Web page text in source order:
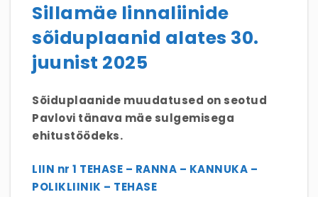
Sillamäe linnaliinide
sõiduplaanid alates 30.
juunist 2025
Sõiduplaanide muudatused on seotud
Pavlovi tänava mäe sulgemisega
ehitustöödeks.
LIIN nr 1 TEHASE – RANNA – KANNUKA –
POLIKLIINIK – TEHASE